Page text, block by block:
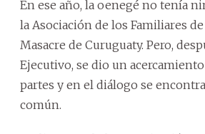
En ese año, la oenegé no tenía
la Asociación de los Familiares
Masacre de Curuguaty. Pero,
Ejecutivo, se dio un
partes y en el diálogo se
común.